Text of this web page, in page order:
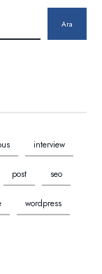
Ara
interview
post seo
wordpress